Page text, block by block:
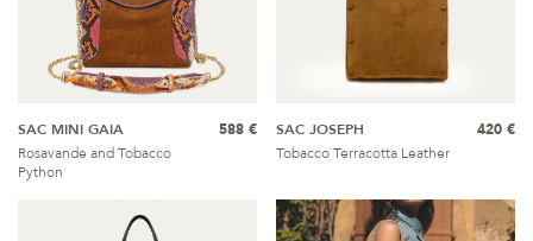
SAC MINI GAIA
Rosavande and Tobacco
Python
588 €
SAC JOSEPH
Tobacco Terracotta Leather
420 €